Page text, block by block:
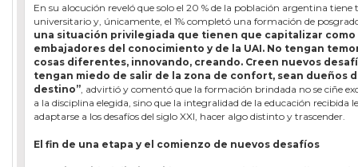
En su alocución reveló que solo el 20 % de la población argentina tiene
universitario y, únicamente, el 1% completó una formación de
una situación privilegiada que tienen que capitalizar como
embajadores del conocimiento y de la UAI. No tengan
cosas diferentes, innovando, creando. Creen nuevos
tengan miedo de salir de la zona de confort, sean dueños
destino”, advirtió y comentó que la formación brindada no se ciñe
a la disciplina elegida, sino que la integralidad de la educación recibida
adaptarse a los desafíos del siglo XXI, hacer algo distinto y trascender.
El fin de una etapa y el comienzo de nuevos desafíos